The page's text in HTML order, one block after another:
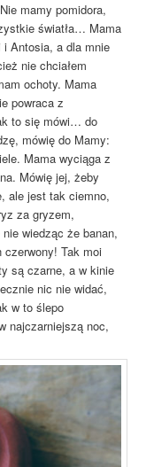
mamy pomidora,
światła… Mama
Antosia, a dla mnie
nie chciałem
ochoty. Mama
powraca z
to się mówi… do
mówię do Mamy:
Mama wyciąga z
Mówię jej, żeby
ale jest tak ciemno,
za gryzem,
wiedząc że banan,
czerwony! Tak moi
są czarne, a w kinie
nic nie widać,
w to ślepo
najczarniejszą noc,